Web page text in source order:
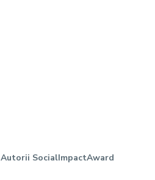
Autorii SocialImpactAward